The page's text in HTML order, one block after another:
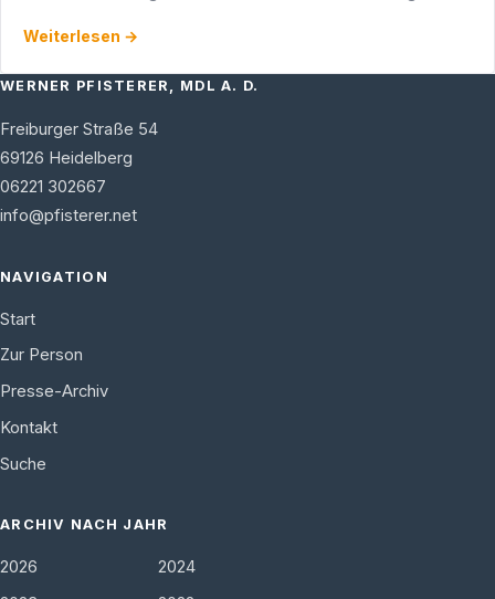
alles …
Weiterlesen →
WERNER PFISTERER, MDL A. D.
Freiburger Straße 54
69126 Heidelberg
06221 302667
info@pfisterer.net
NAVIGATION
Start
Zur Person
Presse-Archiv
Kontakt
Suche
ARCHIV NACH JAHR
2026
2024